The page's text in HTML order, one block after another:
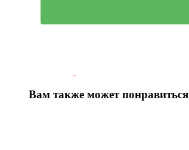
Вам также может понравиться